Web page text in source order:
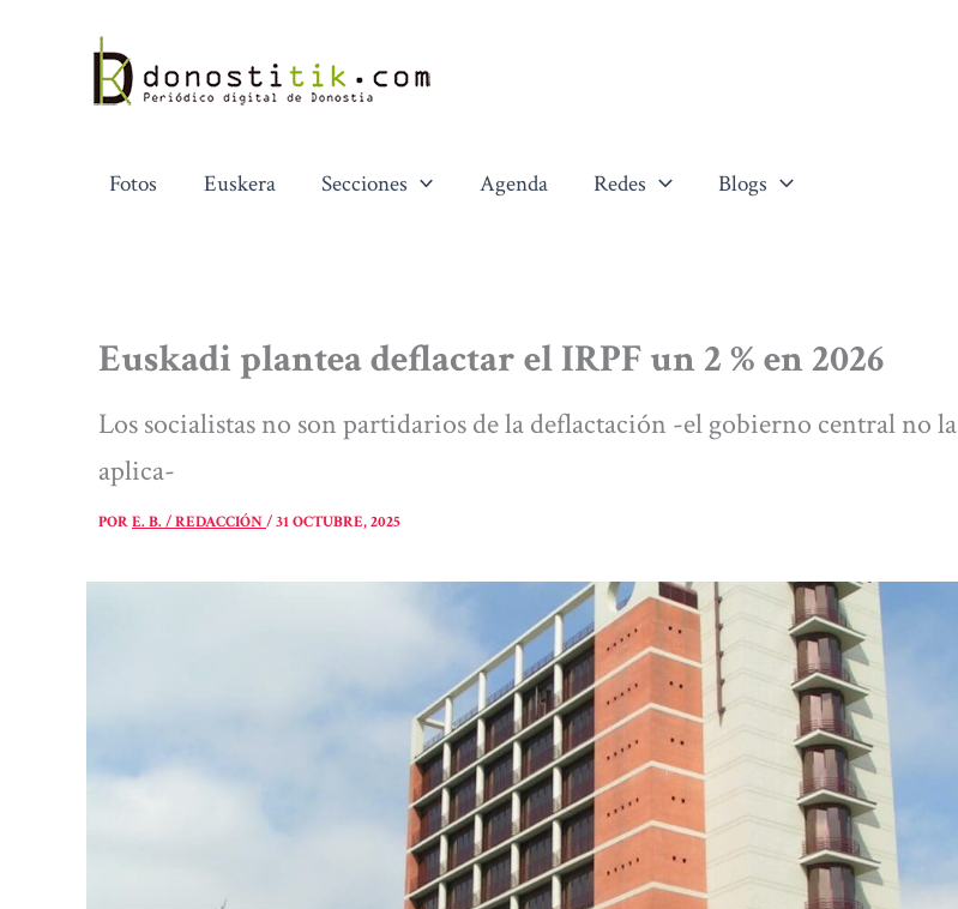
contenido
Fotos Euskera Secciones Agenda Redes Blogs
Euskadi plantea deflactar el IRPF un 2 % en 2026
Los socialistas no son partidarios de la deflactación -el gobierno central no la
aplica-
PORE. B. / REDACCIÓN/31 OCTUBRE, 2025